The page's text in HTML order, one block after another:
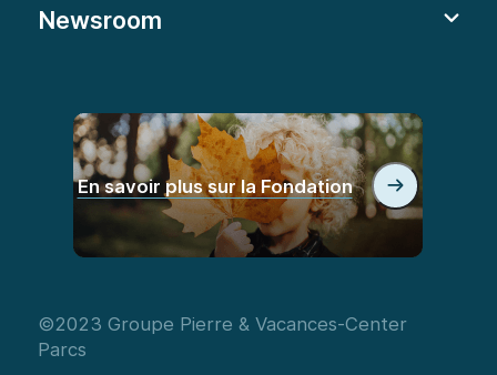
Newsroom
En savoir plus sur la Fondation
©2023 Groupe Pierre & Vacances-Center
Parcs